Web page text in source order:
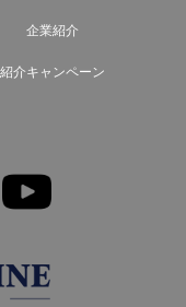
企業紹介
紹介キャンペーン